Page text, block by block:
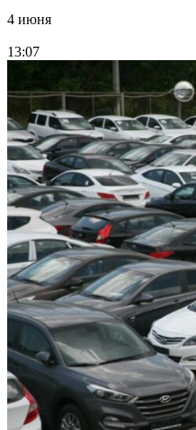
4 июня
13:07